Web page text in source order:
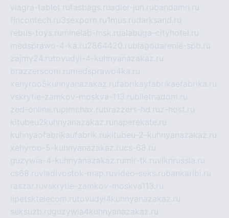
viagra-tablet.rufasbags.ruadler-jun.rubandamn.ru
fincontech.ru3sexporn.ru1mus.rudarksand.ru
rebus-toys.ru minelab-msk.rualabuga-cityhotel.ru
medsprawo-4-ka.ru2864420.rublagodarenie-spb.ru
zajmy24.rutovudyi-4-kuhnyanazakaz.ru
brazzerscom.ru medsprawo4ka.ru
xehyroo5kuhnyanazakaz.rufabrikayfabrikaefabrika.ru
vskrytie-zamkov-moskva-113.rubiletnadom.ru
zed-online.rupimchax.rubrazzers-hd.ruz-host.ru
kitubeu2kuhnyanazakaz.ru naperekate.ru
kuhnyaofabrikaufabrik.rukitubeu-2-kuhnyanazakaz.ru
xehyroo-5-kuhnyanazakaz.rucs-68.ru
guzywia-4-kuhnyanazakaz.ru mir-tk.ruvlknrussia.ru
cs68.ruvladivostok-map.ruvideo-seks.rubankaribi.ru
raszar.ruvskrytie-zamkov-moskva113.ru
lipetsktelecom.rutovudyi4kuhnyanazakaz.ru
seksuzb.ruguzywia4kuhnyanazakaz.ru